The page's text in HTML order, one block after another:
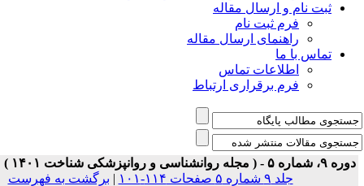
ثبت نام و ارسال مقاله
فرم ثبت نام
راهنمای ارسال مقاله
تماس با ما
اطلاعات تماس
فرم برقراری ارتباط
شماره ۵ - ( مجله روانشناسی و روانپزشکی شناخت ۱۴۰۱ )
جلد ۹ شماره ۵ صفحات ۱۱۴-۱۰۱
| برگشت به فهرست